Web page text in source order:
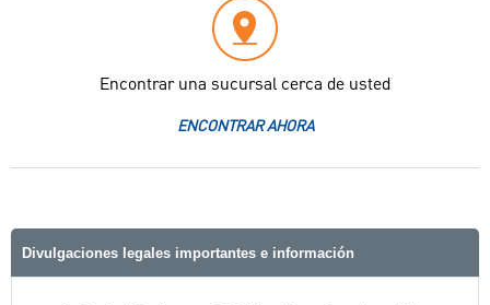
Encontrar una sucursal cerca de usted
ENCONTRAR AHORA
Divulgaciones legales importantes e información